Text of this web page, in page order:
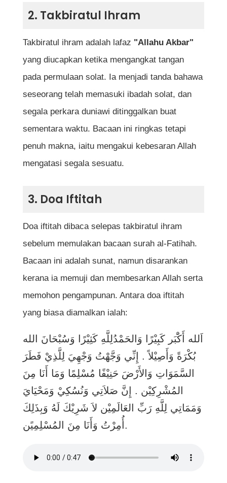
2. Takbiratul Ihram
Takbiratul ihram adalah lafaz "Allahu Akbar"
yang diucapkan ketika mengangkat tangan
pada permulaan solat. Ia menjadi tanda bahawa
seseorang telah memasuki ibadah solat, dan
segala perkara duniawi ditinggalkan buat
sementara waktu. Bacaan ini ringkas tetapi
penuh makna, iaitu mengakui kebesaran Allah
mengatasi segala sesuatu.
3. Doa Iftitah
Doa iftitah dibaca selepas takbiratul ihram
sebelum memulakan bacaan surah al-Fatihah.
Bacaan ini adalah sunat, namun disarankan
kerana ia memuji dan membesarkan Allah serta
memohon pengampunan. Antara doa iftitah
yang biasa diamalkan ialah:
اَلله أَكََْبَر كَبِيْرًا وَالحَمْدُلِلَّهِ كَثِيْرًا وَسُبْحَانَ الله
بُكْرَةً وَأَصِيْلاً . إِنِّي وَجَّهْتُ وَجْهِيَ لِلَّذِيْ فَطَرَ
السَّمَوَاتِ وَالأَرْضَ حَنِيْفًا مُسْلِمًا وَمَا أَنَا مِنَ
المُشْرِكِيْن . إِنَّ صَلاَتِي وَنُسُكِيْ وَمَحْيَايَ
وَمَمَاتِي لِلَّهِ رَبِّ العَالَمِيْن لاَ شَرِيْكَ لَهُ وَبِذَلِكَ
أُمِرْتُ وَأَنَا مِنَ المُسْلِمِيًن.